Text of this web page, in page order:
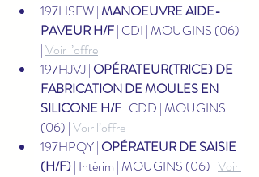
197HSFW | MANOEUVRE AIDE-
PAVEUR H/F | CDI | MOUGINS (06)
| Voir l’offre
197HJVJ | OPÉRATEUR(TRICE) DE
FABRICATION DE MOULES EN
SILICONE H/F | CDD | MOUGINS
(06) | Voir l’offre
197HPQY | OPÉRATEUR DE SAISIE
(H/F) | Intérim | MOUGINS (06) | Voir